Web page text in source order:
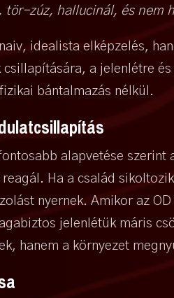
tör-zúz, hallucinál, és nem
idealista elképzelés,
csillapítására, a jelenlétre
bántalmazás nélkül.
alapvetése
Ha a család
nyernek. Amikor az
jelenlétük máris
hanem a környezet